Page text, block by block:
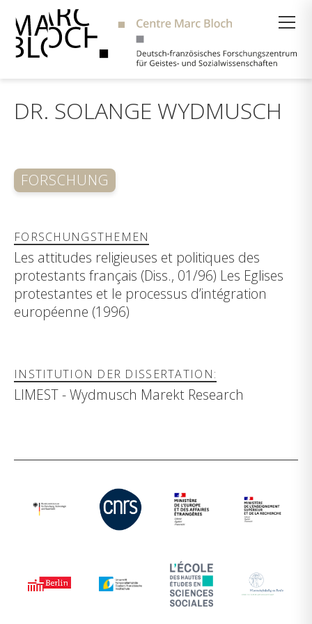
DR. SOLANGE WYDMUSCH
FORSCHUNG
FORSCHUNGSTHEMEN
Les attitudes religieuses et politiques des
protestants français (Diss., 01/96) Les Eglises
protestantes et le processus d’intégration
européenne (1996)
INSTITUTION DER DISSERTATION:
LIMEST - Wydmusch Marekt Research